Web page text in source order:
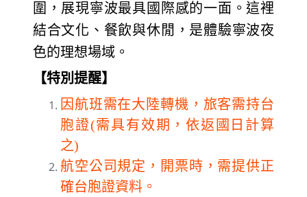
圍，展現寧波最具國際感的一面。這裡
結合文化、餐飲與休閒，是體驗寧波夜
色的理想場域。
【特別提醒】
因航班需在大陸轉機，旅客需持台
胞證(需具有效期，依返國日計算
之)
航空公司規定，開票時，需提供正
確台胞證資料。